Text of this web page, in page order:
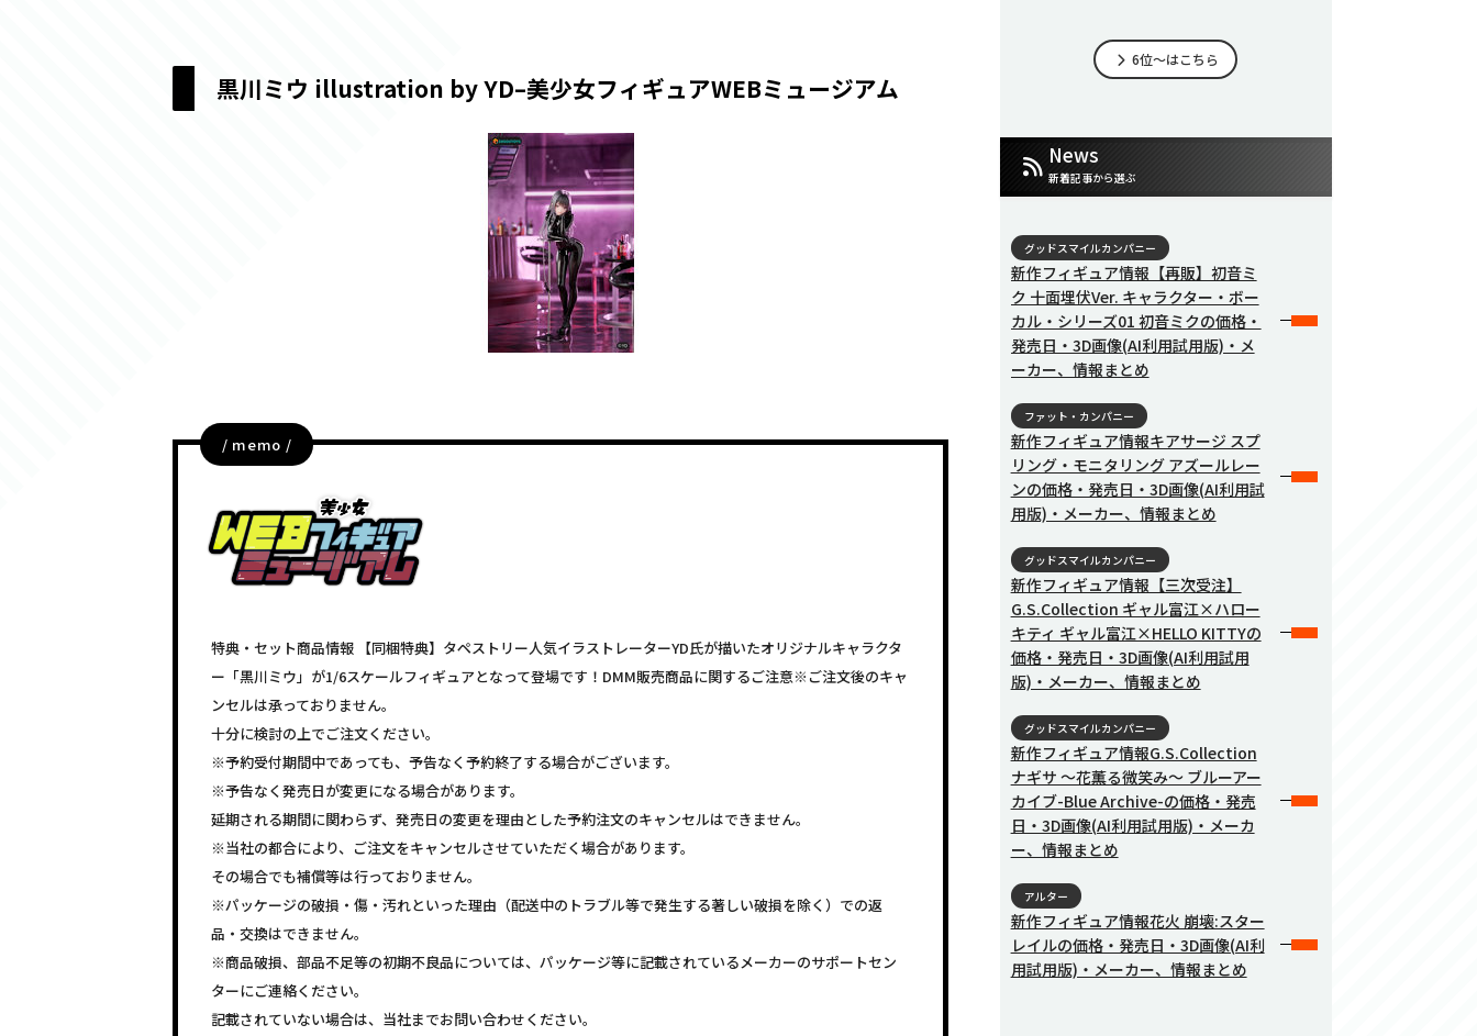
黒川ミウ illustration by YD–美少女フィギュアWEBミュージアム
/ memo /
特典・セット商品情報 【同梱特典】タペストリー人気イラストレーターYD氏が描いたオリジナルキャラクタ
ー「黒川ミウ」が1/6スケールフィギュアとなって登場です！DMM販売商品に関するご注意※ご注文後のキャ
ンセルは承っておりません。
十分に検討の上でご注文ください。
※予約受付期間中であっても、予告なく予約終了する場合がございます。
※予告なく発売日が変更になる場合があります。
延期される期間に関わらず、発売日の変更を理由とした予約注文のキャンセルはできません。
※当社の都合により、ご注文をキャンセルさせていただく場合があります。
その場合でも補償等は行っておりません。
※パッケージの破損・傷・汚れといった理由（配送中のトラブル等で発生する著しい破損を除く）での返
品・交換はできません。
※商品破損、部品不足等の初期不良品については、パッケージ等に記載されているメーカーのサポートセン
ターにご連絡ください。
記載されていない場合は、当社までお問い合わせください。
6位～はこちら
News
新着記事から選ぶ
グッドスマイルカンパニー
新作フィギュア情報【再販】初音ミ
ク 十面埋伏Ver. キャラクター・ボー
カル・シリーズ01 初音ミクの価格・
発売日・3D画像(AI利用試用版)・メ
ーカー、情報まとめ
ファット・カンパニー
新作フィギュア情報キアサージ スプ
リング・モニタリング アズールレー
ンの価格・発売日・3D画像(AI利用試
用版)・メーカー、情報まとめ
グッドスマイルカンパニー
新作フィギュア情報【三次受注】
G.S.Collection ギャル富江×ハロー
キティ ギャル富江×HELLO KITTYの
価格・発売日・3D画像(AI利用試用
版)・メーカー、情報まとめ
グッドスマイルカンパニー
新作フィギュア情報G.S.Collection
ナギサ 〜花薫る微笑み〜 ブルーアー
カイブ-Blue Archive-の価格・発売
日・3D画像(AI利用試用版)・メーカ
ー、情報まとめ
アルター
新作フィギュア情報花火 崩壊:スター
レイルの価格・発売日・3D画像(AI利
用試用版)・メーカー、情報まとめ